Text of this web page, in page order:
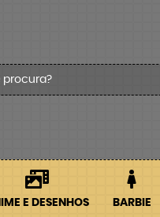
E DESENHOS BARBIE